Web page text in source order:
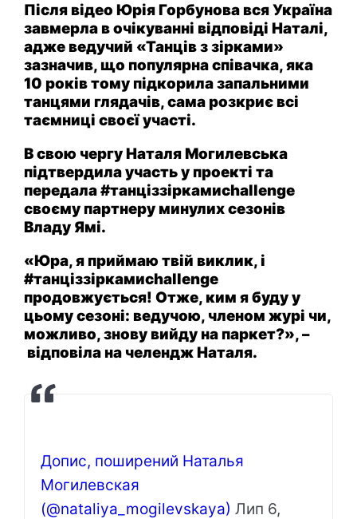
Після відео Юрія Горбунова вся Україна
завмерла в очікуванні відповіді Наталі,
адже ведучий «Танців з зірками»
зазначив, що популярна співачка, яка
10 років тому підкорила запальними
танцями глядачів, сама розкриє всі
таємниці своєї участі.
В свою чергу Наталя Могилевська
підтвердила участь у проекті та
передала #танціззіркамиchallenge
своєму партнеру минулих сезонів
Владу Ямі.
«Юра, я приймаю твій виклик, і
#танціззіркамиchallenge
продовжується! Отже, ким я буду у
цьому сезоні: ведучою, членом журі чи,
можливо, знову вийду на паркет?», –
відповіла на челендж Наталя.
Допис, поширений Наталья
Могилевская
(@nataliya_mogilevskaya) Лип 6,